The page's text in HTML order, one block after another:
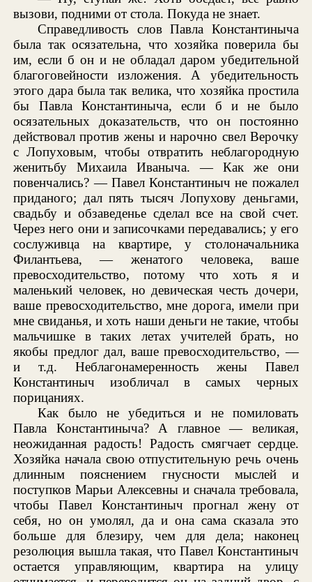
вызови, подними от стола. Покуда не знает.
Справедливость слов Павла Константиныча
была так осязательна, что хозяйка поверила бы
им, если б он и не обладал даром убедительной
благоговейности изложения. А убедительность
этого дара была так велика, что хозяйка простила
бы Павла Константиныча, если б и не было
осязательных доказательств, что он постоянно
действовал против жены и нарочно свел Верочку
с Лопуховым, чтобы отвратить неблагородную
женитьбу Михаила Иваныча. — Как же они
повенчались? — Павел Константиныч не пожалел
приданого; дал пять тысяч Лопухову деньгами,
свадьбу и обзаведенье сделал все на свой счет.
Через него они и записочками передавались; у его
сослуживца на квартире, у столоначальника
Филантьева, — женатого человека, ваше
превосходительство, потому что хоть я и
маленький человек, но девическая честь дочери,
ваше превосходительство, мне дорога, имели при
мне свиданья, и хоть наши деньги не такие, чтобы
мальчишке в таких летах учителей брать, но
якобы предлог дал, ваше превосходительство, —
и т.д. Неблагонамеренность жены Павел
Константиныч изобличал в самых черных
порицаниях.
Как было не убедиться и не помиловать
Павла Константиныча? А главное — великая,
неожиданная радость! Радость смягчает сердце.
Хозяйка начала свою отпустительную речь очень
длинным пояснением гнусности мыслей и
поступков Марьи Алексевны и сначала требовала,
чтобы Павел Константиныч прогнал жену от
себя, но он умолял, да и она сама сказала это
больше для блезиру, чем для дела; наконец
резолюция вышла такая, что Павел Константиныч
остается управляющим, квартира на улицу